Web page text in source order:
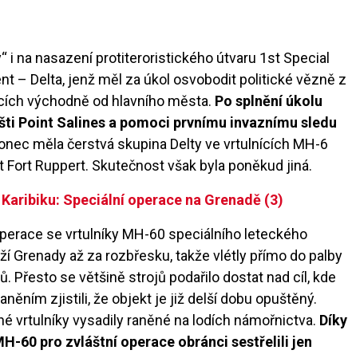
i na nasazení protiteroristického útvaru 1st Special
– Delta, jenž měl za úkol osvobodit politické vězně z
východně od hlavního města. Po splnění úkolu
Point Salines a pomoci prvnímu invaznímu sledu
měla čerstvá skupina Delty ve vrtulnících MH-6
Ruppert. Skutečnost však byla poněkud jiná.
Speciální operace na Grenadě (3)
se vrtulníky MH-60 speciálního leteckého
Grenady až za rozbřesku, takže vlétly přímo do palby
Přesto se většině strojů podařilo dostat nad cíl, kde
zjistili, že objekt je již delší dobu opuštěný.
vrtulníky vysadily raněné na lodích námořnictva. Díky
60 pro zvláštní operace obránci sestřelili jen